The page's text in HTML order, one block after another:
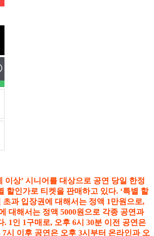
이상’ 시니어를 대상으로 공연 당일 한정
할인가로 티켓을 판매하고 있다. ‘특별 할
초과 입장권에 대해서는 정액 1만원으로,
대해서는 정액 5000원으로 각종 공연과
. 1인 1구매로, 오후 6시 30분 이전 공연은
7시 이후 공연은 오후 3시부터 온라인과 오